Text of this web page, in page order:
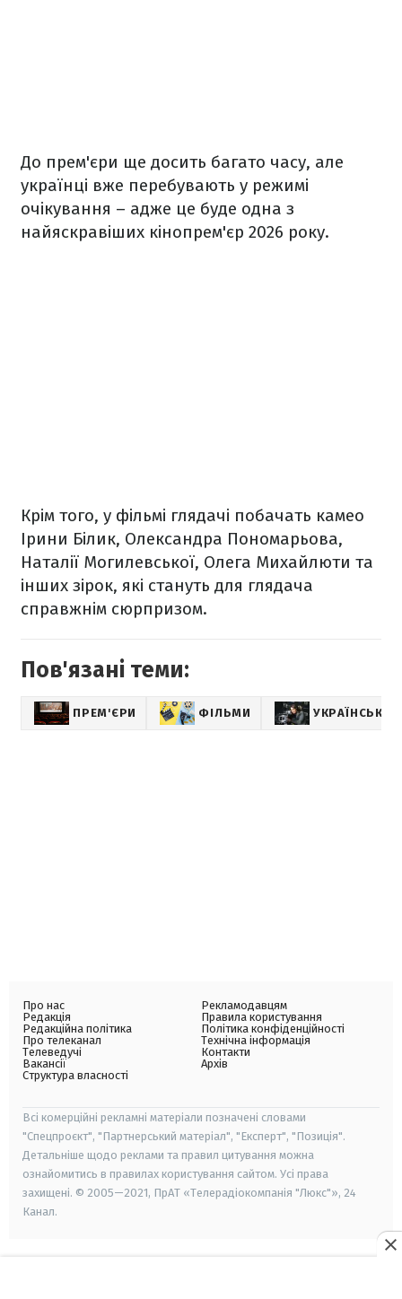
До прем'єри ще досить багато часу, але
українці вже перебувають у режимі
очікування – адже це буде одна з
найяскравіших кінопрем'єр 2026 року.
Крім того, у фільмі глядачі побачать камео
Ірини Білик, Олександра Пономарьова,
Наталії Могилевської, Олега Михайлюти та
інших зірок, які стануть для глядача
справжнім сюрпризом.
Пов'язані теми:
ПРЕМ'ЄРИ ФІЛЬМИ УКРАЇНСЬКІ
Про нас
Редакція
Редакційна політика
Про телеканал
Телеведучі
Вакансії
Структура власності
Рекламодавцям
Правила користування
Політика конфіденційності
Технічна інформація
Контакти
Архів
Всі комерційні рекламні матеріали позначені словами
"Спецпроєкт", "Партнерський матеріал", "Експерт", "Позиція".
Детальніше щодо реклами та правил цитування можна
ознайомитись в правилах користування сайтом. Усі права
захищені. © 2005—2021, ПрАТ «Телерадіокомпанія "Люкс"», 24
Канал.